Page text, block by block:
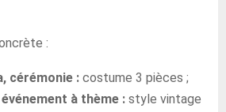
:
cérémonie : costume 3 pièces ;
à thème : style vintage